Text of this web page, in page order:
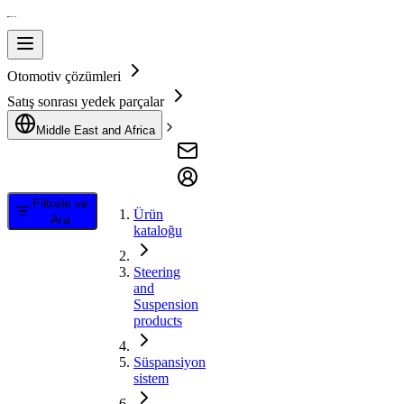
Otomotiv çözümleri
Satış sonrası yedek parçalar
Middle East and Africa
Filtrele ve
Ara
Ürün
kataloğu
Steering
and
Suspension
products
Süspansiyon
sistem